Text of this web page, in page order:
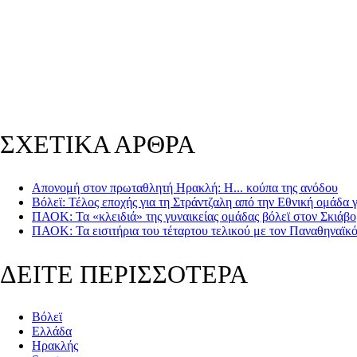
ΣΧΕΤΙΚΑ ΑΡΘΡΑ
Απονομή στον πρωταθλητή Ηρακλή: Η... κούπα της ανόδου
Βόλεϊ: Τέλος εποχής για τη Στράντζαλη από την Εθνική ομάδα
ΠΑΟΚ: Τα «κλειδιά» της γυναικείας ομάδας βόλεϊ στον Σκιάβο
ΠΑΟΚ: Τα εισιτήρια του τέταρτου τελικού με τον Παναθηναϊκό
ΔΕΙΤΕ ΠΕΡΙΣΣΟΤΕΡΑ
Βόλεϊ
Ελλάδα
Ηρακλής